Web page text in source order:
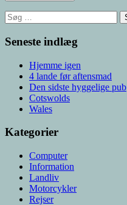
Søg
efter:
Seneste indlæg
Hjemme igen
4 lande før aftensmad
Den sidste hyggelige pub
Cotswolds
Wales
Kategorier
Computer
Information
Landliv
Motorcykler
Rejser